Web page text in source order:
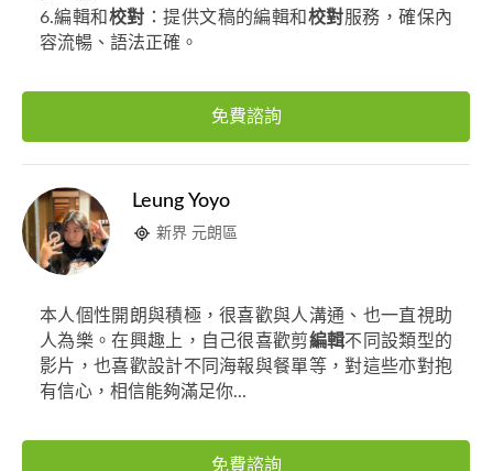
6.編輯和 校對 ：提供文稿的編輯和 校對服務，確保內
容流暢、語法正確。
免費諮詢
Leung Yoyo
新界 元朗區
本人個性開朗與積極，很喜歡與人溝通、也一直視助
人為樂。在興趣上，自己很喜歡剪編輯不同設類型的
影片，也喜歡設計不同海報與餐單等，對這些亦對抱
有信心，相信能夠滿足你...
免費諮詢